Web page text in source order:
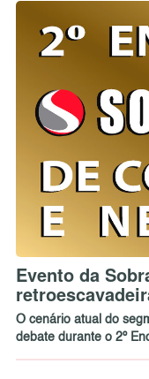
Evento da
O cenário atual do
debate durante o 2º